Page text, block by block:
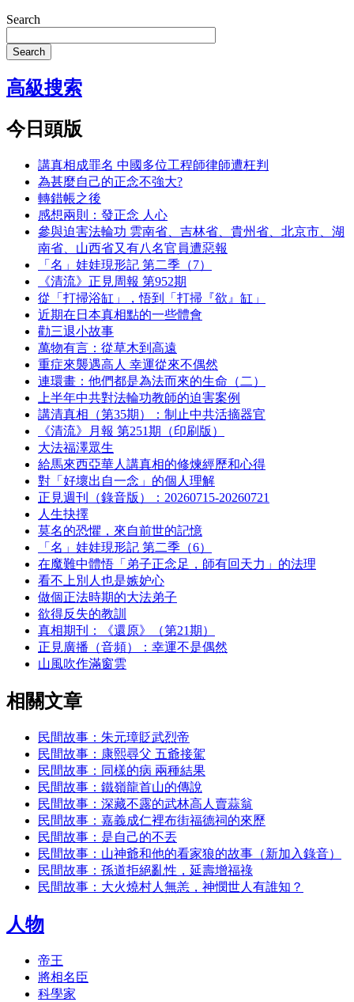
Search
Search
高級搜索
今日頭版
講真相成罪名 中國多位工程師律師遭枉判
為甚麼自己的正念不強大?
轉錯帳之後
感想兩則：發正念 人心
參與迫害法輪功 雲南省、吉林省、貴州省、北京市、湖
南省、山西省又有八名官員遭惡報
「名」娃娃現形記 第二季（7）
《清流》正見周報 第952期
從「打掃浴缸」，悟到「打掃『欲』缸」
近期在日本真相點的一些體會
勸三退小故事
萬物有言：從草木到高遠
重症來襲遇高人 幸運從來不偶然
連環畫：他們都是為法而來的生命（二）
上半年中共對法輪功教師的迫害案例
講清真相（第35期）：制止中共活摘器官
《清流》月報 第251期（印刷版）
大法福澤眾生
給馬來西亞華人講真相的修煉經歷和心得
對「好壞出自一念」的個人理解
正見週刊（錄音版）：20260715-20260721
人生抉擇
莫名的恐懼，來自前世的記憶
「名」娃娃現形記 第二季（6）
在魔難中體悟「弟子正念足，師有回天力」的法理
看不上別人也是嫉妒心
做個正法時期的大法弟子
欲得反失的教訓
真相期刊：《還原》（第21期）
正見廣播（音頻）：幸運不是偶然
山風吹作滿窗雲
相關文章
民間故事：朱元璋貶武烈帝
民間故事：康熙尋父 五爺接駕
民間故事：同樣的病 兩種結果
民間故事：鐵嶺龍首山的傳說
民間故事：深藏不露的武林高人賣蒜翁
民間故事：嘉義成仁裡布街福德祠的來歷
民間故事：是自己的不丟
民間故事：山神爺和他的看家狼的故事（新加入錄音）
民間故事：孫道拒絕亂性，延壽增福祿
民間故事：大火燒村人無恙，神憫世人有誰知？
人物
帝王
將相名臣
科學家